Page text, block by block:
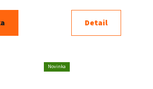
Detail
Novinka